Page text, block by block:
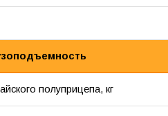
полуприцепа, кг